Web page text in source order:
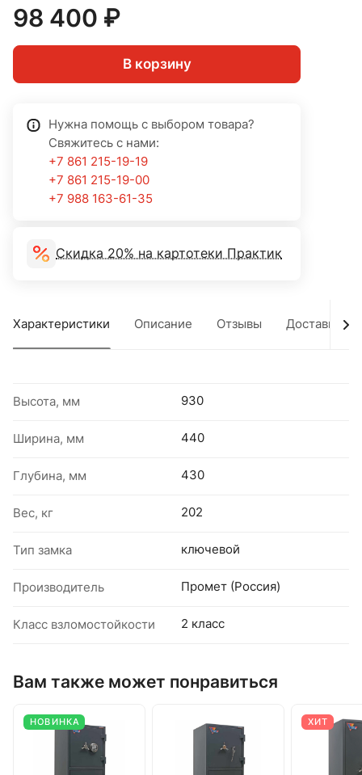
98 400 ₽
В корзину
Нужна помощь с выбором товара?
Свяжитесь с нами:
+7 861 215-19-19
+7 861 215-19-00
+7 988 163-61-35
Скидка 20% на картотеки Практик
Характеристики Описание Отзывы Доставка
Высота, мм 930
Ширина, мм 440
Глубина, мм 430
Вес, кг 202
Тип замка ключевой
Производитель Промет (Россия)
Класс взломостойкости 2 класс
Вам также может понравиться
НОВИНКА ХИТ